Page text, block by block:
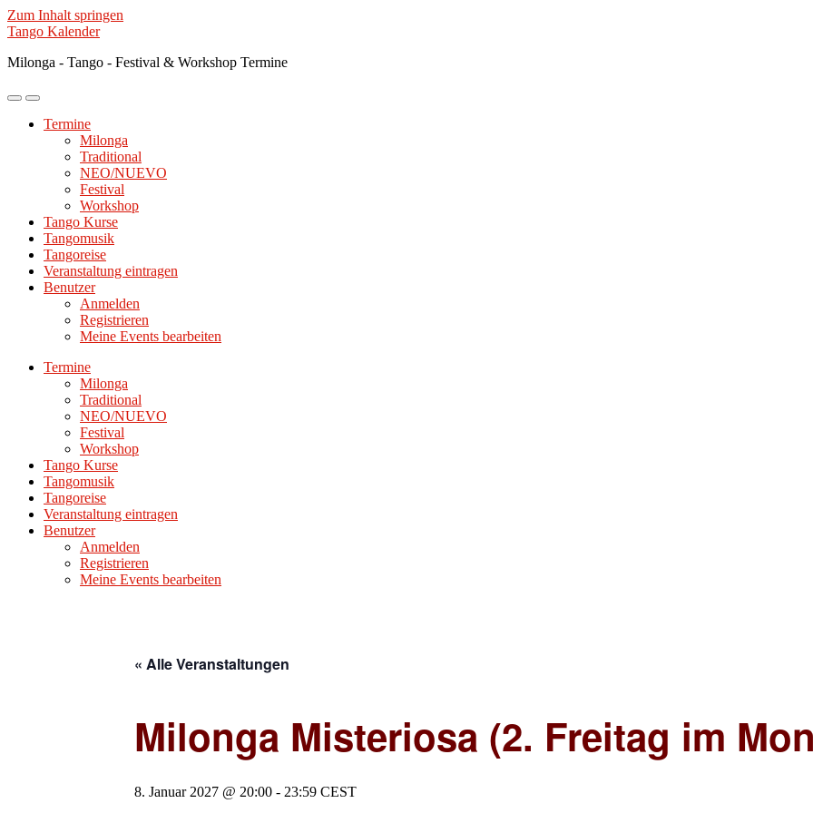
Zum Inhalt springen
Tango Kalender
Milonga - Tango - Festival & Workshop Termine
Mobile-
ein-/ausblenden
Suchfeld
ein-/ausblenden
Termine
Milonga
Traditional
NEO/NUEVO
Festival
Workshop
Tango Kurse
Tangomusik
Tangoreise
Veranstaltung eintragen
Benutzer
Anmelden
Registrieren
Meine Events bearbeiten
Termine
Milonga
Traditional
NEO/NUEVO
Festival
Workshop
Tango Kurse
Tangomusik
Tangoreise
Veranstaltung eintragen
Benutzer
Anmelden
Registrieren
Meine Events bearbeiten
« Alle Veranstaltungen
Milonga Misteriosa (2. Freitag im
8. Januar 2027 @ 20:00 - 23:59 CEST